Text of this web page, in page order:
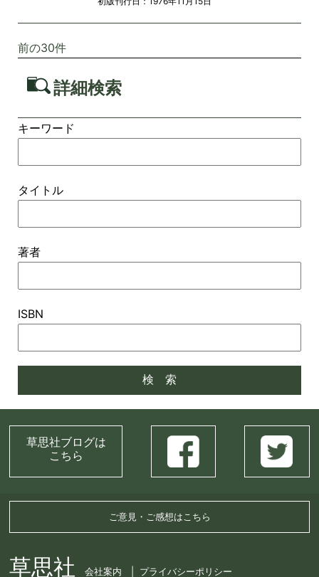
前の30件
詳細検索
キーワード
タイトル
著者
ISBN
草思社ブログは
こちら
ご意見・ご感想はこちら
草思社 会社案内 プライバシーポリシー